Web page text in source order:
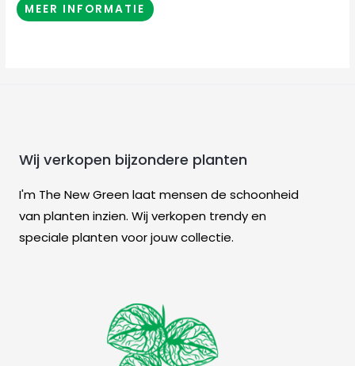
MEER INFORMATIE
Wij verkopen bijzondere planten
I'm The New Green laat mensen de schoonheid
van planten inzien. Wij verkopen trendy en
speciale planten voor jouw collectie.